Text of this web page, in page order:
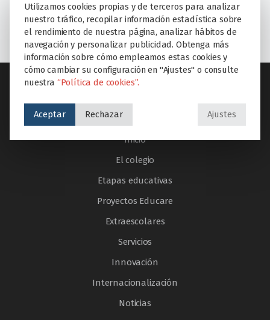
Torrevilano: la importancia de la palabra y la
comunicación eficaz
SECCIONES
Inicio
El colegio
Etapas educativas
Proyectos Educare
Extraescolares
Servicios
Innovación
Internacionalización
Noticias
Utilizamos cookies propias y de terceros para analizar
nuestro tráfico, recopilar información estadística sobre
el rendimiento de nuestra página, analizar hábitos de
navegación y personalizar publicidad. Obtenga más
información sobre cómo empleamos estas cookies y
cómo cambiar su configuración en "Ajustes" o consulte
nuestra “Política de cookies”.
Aceptar Rechazar Ajustes